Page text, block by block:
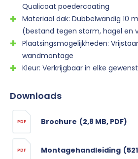
Qualicoat poedercoating
Materiaal dak: Dubbelwandig 10
(bestand tegen storm, hagel en
Plaatsingsmogelijkheden:
wandmontage
Kleur: Verkrijgbaar in elke
Downloads
PDF Brochure (2,8 MB, PDF)
PDF Montagehandleiding